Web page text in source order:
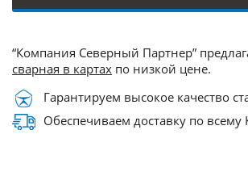
“Компания Северный Партнер”
сварная в картах по низкой цене.
Гарантируем высокое качество
Обеспечиваем доставку по всему